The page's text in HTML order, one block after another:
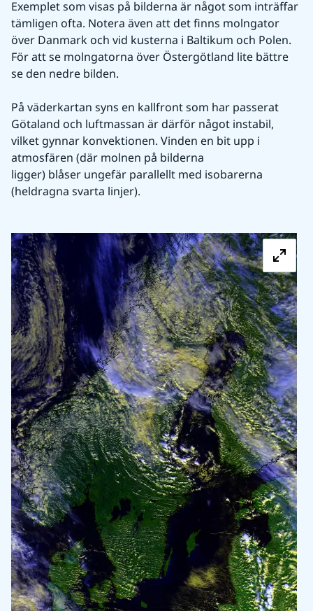
Exemplet som visas på bilderna är något som inträffar
tämligen ofta. Notera även att det finns molngator
över Danmark och vid kusterna i Baltikum och Polen.
För att se molngatorna över Östergötland lite bättre
se den nedre bilden.
På väderkartan syns en kallfront som har passerat
Götaland och luftmassan är därför något instabil,
vilket gynnar konvektionen. Vinden en bit upp i
atmosfären (där molnen på bilderna
ligger) blåser ungefär parallellt med isobarerna
(heldragna svarta linjer).